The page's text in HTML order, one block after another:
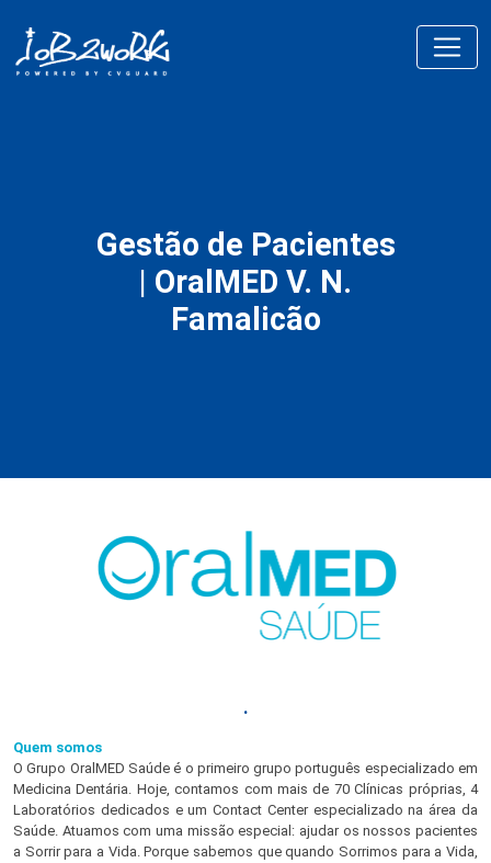
Gestão de Pacientes
| OralMED V. N.
Famalicão
.
Quem somos
O Grupo OralMED Saúde é o primeiro grupo português especializado em
Medicina Dentária. Hoje, contamos com mais de 70 Clínicas próprias, 4
Laboratórios dedicados e um Contact Center especializado na área da
Saúde. Atuamos com uma missão especial: ajudar os nossos pacientes
a Sorrir para a Vida. Porque sabemos que quando Sorrimos para a Vida,